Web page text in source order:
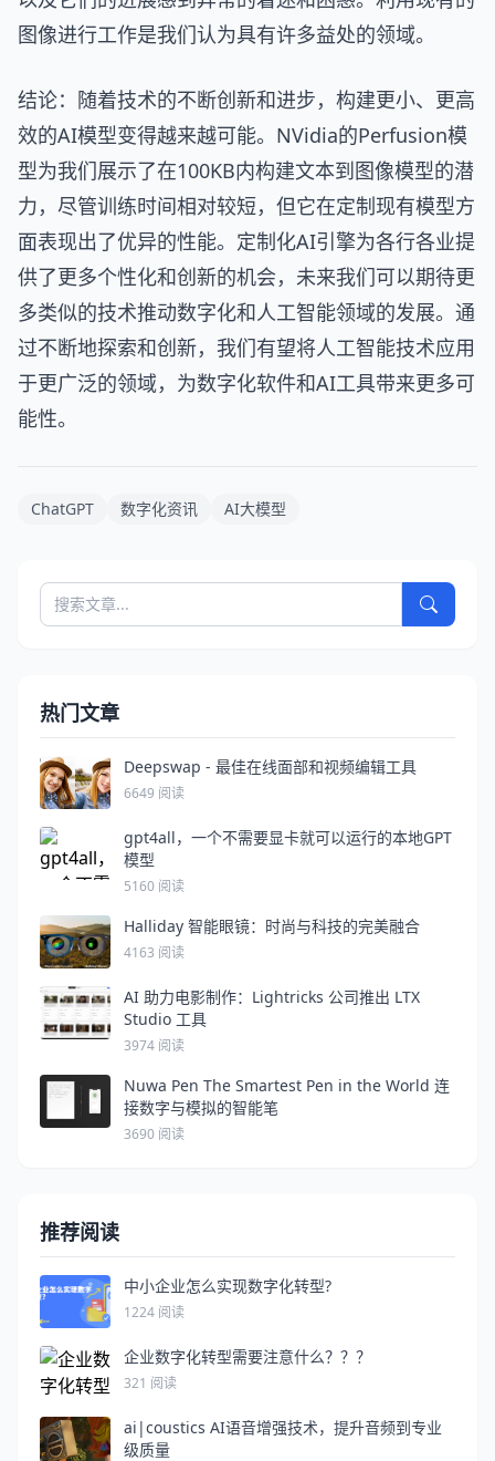
图像进行工作是我们认为具有许多益处的领域。
结论：随着技术的不断创新和进步，构建更小、更高
效的AI模型变得越来越可能。NVidia的Perfusion模
型为我们展示了在100KB内构建文本到图像模型的潜
力，尽管训练时间相对较短，但它在定制现有模型方
面表现出了优异的性能。定制化AI引擎为各行各业提
供了更多个性化和创新的机会，未来我们可以期待更
多类似的技术推动数字化和人工智能领域的发展。通
过不断地探索和创新，我们有望将人工智能技术应用
于更广泛的领域，为数字化软件和AI工具带来更多可
能性。
ChatGPT 数字化资讯 AI大模型
热门文章
Deepswap - 最佳在线面部和视频编辑工具
6649 阅读
gpt4all，一个不需要显卡就可以运行的本地GPT
模型
5160 阅读
Halliday 智能眼镜：时尚与科技的完美融合
4163 阅读
AI 助力电影制作：Lightricks 公司推出 LTX
Studio 工具
3974 阅读
Nuwa Pen The Smartest Pen in the World 连
接数字与模拟的智能笔
3690 阅读
推荐阅读
中小企业怎么实现数字化转型?
1224 阅读
企业数字化转型需要注意什么？？？
321 阅读
ai|coustics AI语音增强技术，提升音频到专业
级质量